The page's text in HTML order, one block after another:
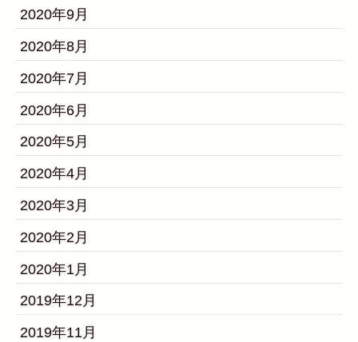
2020年9月
2020年8月
2020年7月
2020年6月
2020年5月
2020年4月
2020年3月
2020年2月
2020年1月
2019年12月
2019年11月